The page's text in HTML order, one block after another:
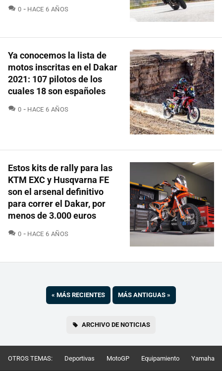
0 COMENTARIOS
HACE 6 AÑOS
Ya conocemos la lista de
motos inscritas en el Dakar
2021: 107 pilotos de los
cuales 18 son españoles
0 COMENTARIOS
HACE 6 AÑOS
Estos kits de rally para las
KTM EXC y Husqvarna FE
son el arsenal definitivo
para correr el Dakar, por
menos de 3.000 euros
0 COMENTARIOS
HACE 6 AÑOS
« MÁS RECIENTES MÁS ANTIGUAS »
ARCHIVO DE NOTICIAS
OTROS TEMAS: Deportivas MotoGP Equipamiento Yamaha